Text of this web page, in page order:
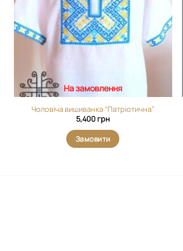
На замовлення
Чоловіча вишиванка “Патріотична”
5,400 грн
Замовити